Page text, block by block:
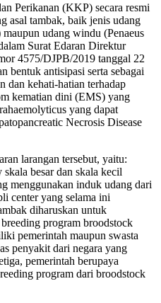
Perikanan (KKP) secara resmi
asal tambak, baik jenis udang
udang windu (Penaeus
Surat Edaran Direktur
4575/DJPB/2019 tanggal 22
bentuk antisipasi serta sebagai
dan kehati-hatian terhadap
kematian dini (EMS) yang
yang dapat
Necrosis Disease
larangan tersebut, yaitu:
besar dan skala kecil
menggunakan induk udang dari
center yang selama ini
diharuskan untuk
program broodstock
pemerintah maupun swasta
penyakit dari negara yang
pemerintah berupaya
program dari broodstock